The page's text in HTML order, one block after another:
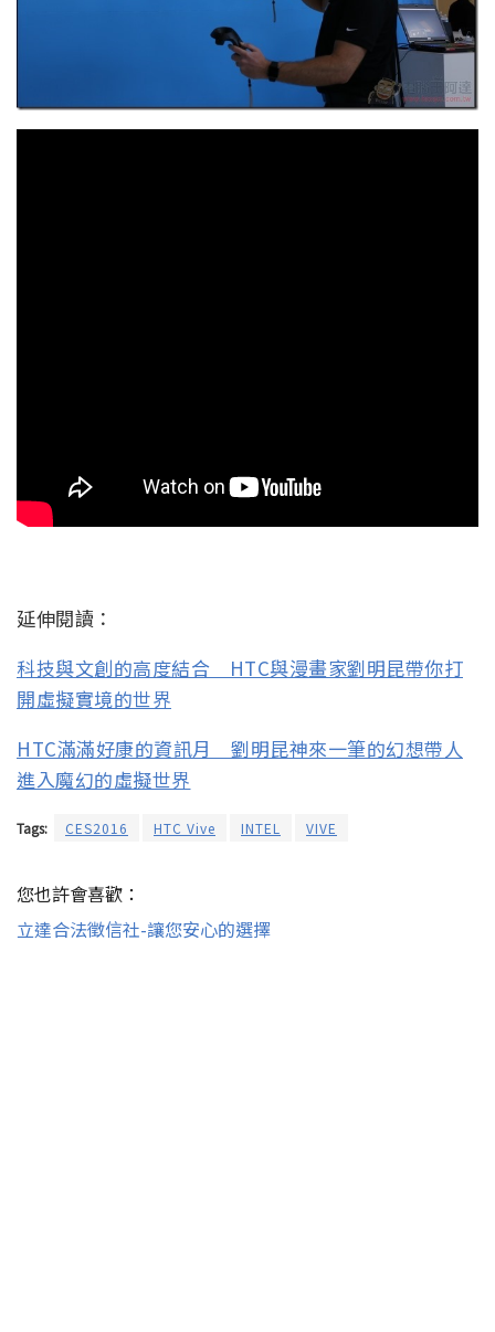
延伸閱讀：
科技與文創的高度結合 HTC與漫畫家劉明昆帶你打
開虛擬實境的世界
HTC滿滿好康的資訊月 劉明昆神來一筆的幻想帶人
進入魔幻的虛擬世界
Tags: CES2016 HTC Vive INTEL VIVE
您也許會喜歡：
立達合法徵信社-讓您安心的選擇